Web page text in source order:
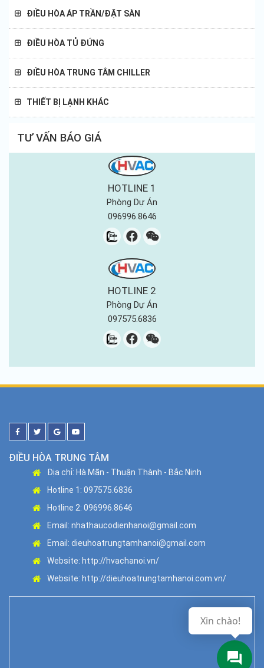
Điều hòa Trane
Điều hòa General
Điều hòa Carrier
Điều hòa Midea
Điều hòa Samsung
ĐIỀU HÒA ÁP TRẦN/ĐẶT SÀN
ĐIỀU HÒA TỦ ĐỨNG
ĐIỀU HÒA TRUNG TÂM CHILLER
THIẾT BỊ LẠNH KHÁC
TƯ VẤN BÁO GIÁ
HOTLINE 1
Phòng Dự Án
096996.8646
HOTLINE 2
Phòng Dự Án
097575.6836
ĐIỀU HÒA TRUNG TÂM
Địa chỉ: Hà Mãn - Thuận Thành - Bắc Ninh
Hotline 1: 097575.6836
Hotline 2: 096996.8646
Email: nhathaucodienhanoi@gmail.com
Email: dieuhoatrungtamhanoi@gmail.com
Website: http://hvachanoi.vn/
Website: http://dieuhoatrungtamhanoi.com.vn/
Xin chào!